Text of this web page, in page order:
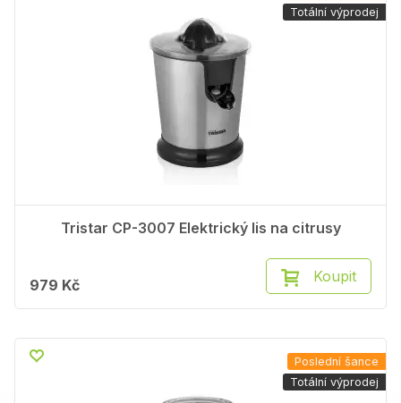
Tristar CP-3007 Elektrický lis na citrusy
979 Kč Koupit
Totální výprodej
Poslední šance
Totální výprodej